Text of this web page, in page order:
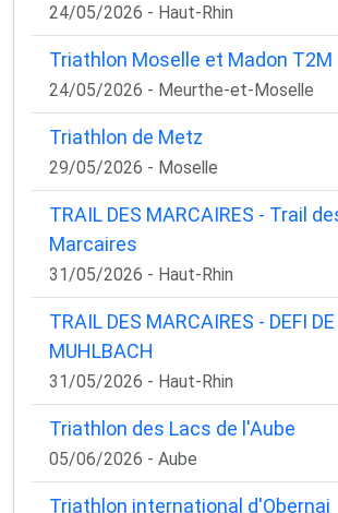
24/05/2026 - Haut-Rhin
Triathlon Moselle et Madon T2M
24/05/2026 - Meurthe-et-Moselle
Triathlon de Metz
29/05/2026 - Moselle
TRAIL DES MARCAIRES - Trail
Marcaires
31/05/2026 - Haut-Rhin
TRAIL DES MARCAIRES - DEFI DE
MUHLBACH
31/05/2026 - Haut-Rhin
Triathlon des Lacs de l'Aube
05/06/2026 - Aube
Triathlon international d'Obernai